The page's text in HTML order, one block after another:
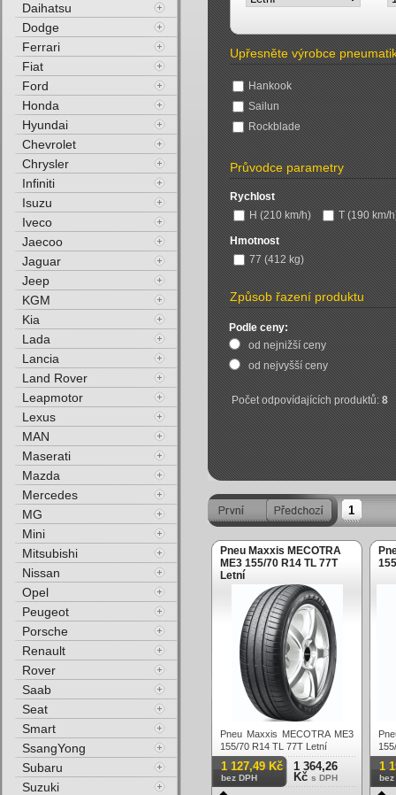
Upřesněte výrobce
Hankook
Sailun
Rockblade
Průvodce parametry
Rychlost
H (210 km/h)
T (190 km/
Hmotnost
77 (412 kg)
Způsob řazení produktu
Podle ceny:
od nejnižší ceny
od nejvyšší ceny
Počet odpovídajících produktů:8
1
Pneu Maxxis MECOTRA
ME3 155/70 R14 TL 77T
Letní
Pneu Maxxis MECOTRA ME3
155/70 R14 TL 77T Letní
1 127,49 Kč
bez DPH
1 364,26
Kč s DPH
1
bez
Daihatsu
Dodge
Ferrari
Fiat
Ford
Honda
Hyundai
Chevrolet
Chrysler
Infiniti
Isuzu
Iveco
Jaecoo
Jaguar
Jeep
KGM
Kia
Lada
Lancia
Land Rover
Leapmotor
Lexus
MAN
Maserati
Mazda
Mercedes
MG
Mini
Mitsubishi
Nissan
Opel
Peugeot
Porsche
Renault
Rover
Saab
Seat
Smart
SsangYong
Subaru
Suzuki